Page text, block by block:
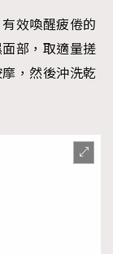
效喚醒疲倦的
部，取適量搓
，然後沖洗乾